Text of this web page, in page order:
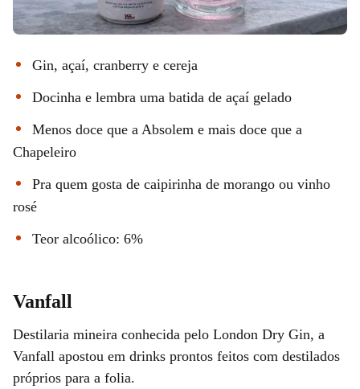
Gin, açaí, cranberry e cereja
Docinha e lembra uma batida de açaí gelado
Menos doce que a Absolem e mais doce que a
Chapeleiro
Pra quem gosta de caipirinha de morango ou vinho
rosé
Teor alcoólico: 6%
Vanfall
Destilaria mineira conhecida pelo London Dry Gin, a
Vanfall apostou em drinks prontos feitos com destilados
próprios para a folia.